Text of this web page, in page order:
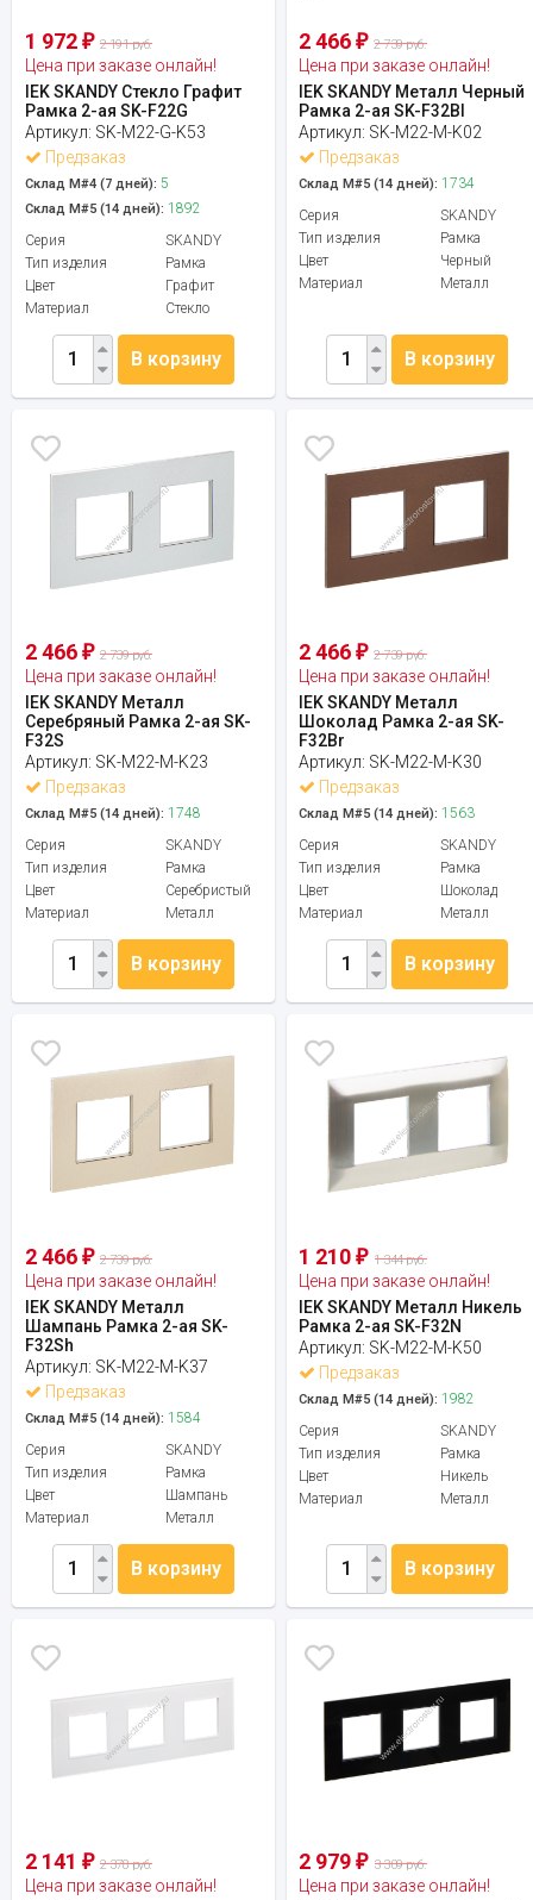
1 972 ₽ 2 191 руб.
Цена при заказе онлайн!
IEK SKANDY Стекло Графит
Рамка 2-ая SK-F22G
Артикул: SK-M22-G-K53
Предзаказ
Склад М#4 (7 дней): 5
Склад М#5 (14 дней): 1892
Серия
SKANDY
Тип изделия
Рамка
Цвет
Графит
Материал
Стекло
В корзину
2 466₽ 2 739 руб.
Цена при заказе онлайн!
IEK SKANDY Металл Черный
Рамка 2-ая SK-F32Bl
Артикул: SK-M22-M-K02
Предзаказ
Склад М#5 (14 дней): 1734
Серия
SKANDY
Тип изделия
Рамка
Цвет
Черный
Материал
Металл
В корзину
2 466 ₽ 2 739 руб.
Цена при заказе онлайн!
IEK SKANDY Металл
Серебряный Рамка 2-ая SK-
F32S
Артикул: SK-M22-M-K23
Предзаказ
Склад М#5 (14 дней): 1748
Серия
SKANDY
Тип изделия
Рамка
Цвет
Серебристый
Материал
Металл
В корзину
2 466₽ 2 739 руб.
Цена при заказе онлайн!
IEK SKANDY Металл
Шоколад Рамка 2-ая SK-
F32Br
Артикул: SK-M22-M-K30
Предзаказ
Склад М#5 (14 дней): 1563
Серия
SKANDY
Тип изделия
Рамка
Цвет
Шоколад
Материал
Металл
В корзину
2 466 ₽ 2 739 руб.
Цена при заказе онлайн!
IEK SKANDY Металл
Шампань Рамка 2-ая SK-
F32Sh
Артикул: SK-M22-M-K37
Предзаказ
Склад М#5 (14 дней): 1584
Серия
SKANDY
Тип изделия
Рамка
Цвет
Шампань
Материал
Металл
В корзину
1 210₽ 1 344 руб.
Цена при заказе онлайн!
IEK SKANDY Металл Никель
Рамка 2-ая SK-F32N
Артикул: SK-M22-M-K50
Предзаказ
Склад М#5 (14 дней): 1982
Серия
SKANDY
Тип изделия
Рамка
Цвет
Никель
Материал
Металл
В корзину
2 141 ₽ 2 378 руб.
Цена при заказе онлайн!
2 979₽ 3 309 руб.
Цена при заказе онлайн!